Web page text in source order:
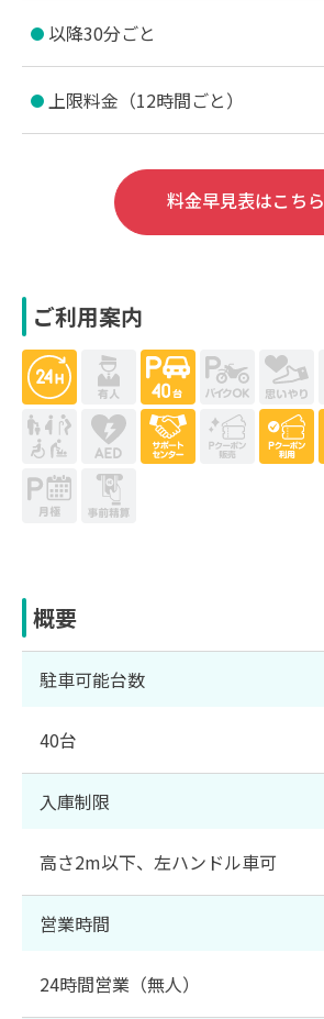
以降30分ごと
上限料金（12時間ごと）
料金早見表はこちら
ご利用案内
概要
駐車可能台数
40台
入庫制限
高さ2m以下、左ハンドル車可
営業時間
24時間営業（無人）